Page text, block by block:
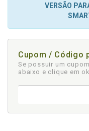
VERSÃO
Cupom / Código
Se possuir um
abaixo e clique em ok